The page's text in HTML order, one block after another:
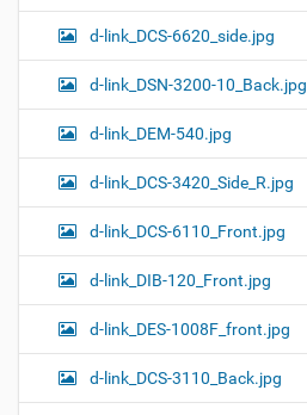
d-link_DCS-6620_side.jpg
d-link_DSN-3200-10_Back.jpg
d-link_DEM-540.jpg
d-link_DCS-3420_Side_R.jpg
d-link_DCS-6110_Front.jpg
d-link_DIB-120_Front.jpg
d-link_DES-1008F_front.jpg
d-link_DCS-3110_Back.jpg